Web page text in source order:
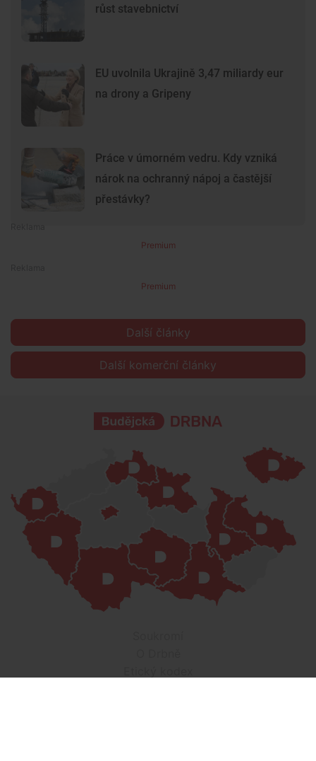
růst stavebnictví
EU uvolnila Ukrajině 3,47 miliardy eur
na drony a Gripeny
Práce v úmorném vedru. Kdy vzniká
nárok na ochranný nápoj a častější
přestávky?
Premium
Premium
Další články
Další komerční články